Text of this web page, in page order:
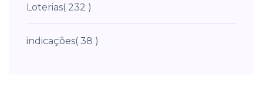
Loterias( 232 )
indicações( 38 )